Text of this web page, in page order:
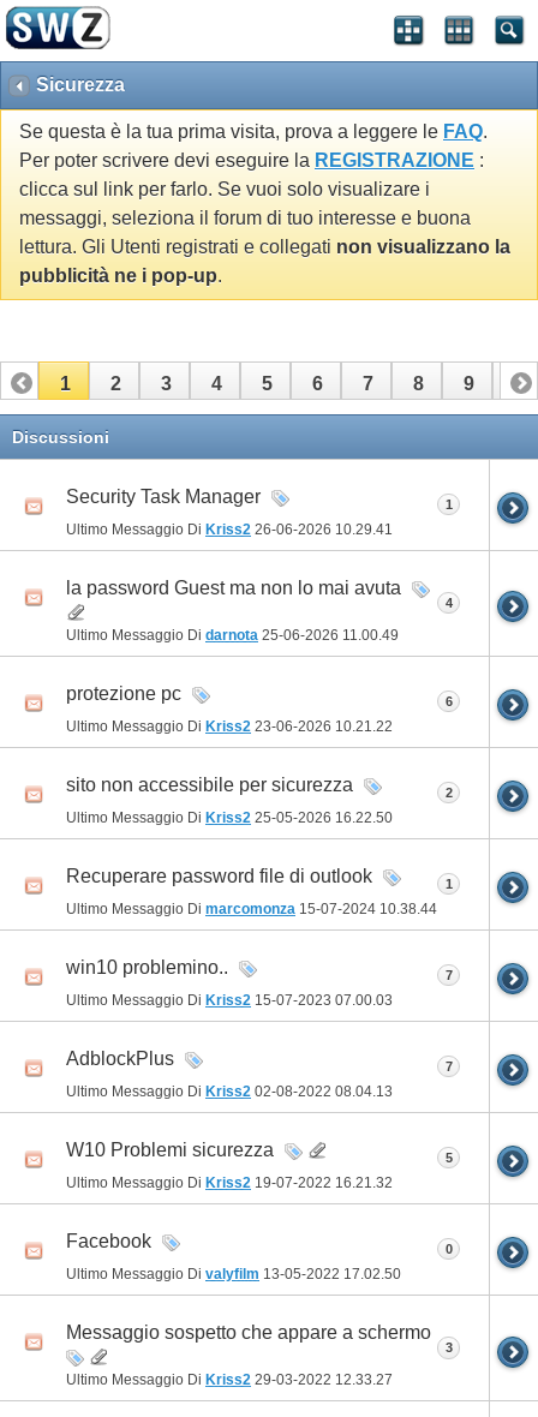
Sicurezza
Se questa è la tua prima visita, prova a leggere le FAQ.
Per poter scrivere devi eseguire la REGISTRAZIONE :
clicca sul link per farlo. Se vuoi solo visualizare i
messaggi, seleziona il forum di tuo interesse e buona
lettura. Gli Utenti registrati e collegati non visualizzano la
pubblicità ne i pop-up.
1 2 3 4 5 6 7 8 9 10
11 12
Discussioni
Security Task Manager
Ultimo Messaggio Di Kriss2 26-06-2026 10.29.41
1
la password Guest ma non lo mai avuta
Ultimo Messaggio Di darnota 25-06-2026 11.00.49
4
protezione pc
Ultimo Messaggio Di Kriss2 23-06-2026 10.21.22
6
sito non accessibile per sicurezza
Ultimo Messaggio Di Kriss2 25-05-2026 16.22.50
2
Recuperare password file di outlook
Ultimo Messaggio Di marcomonza 15-07-2024 10.38.44
1
win10 problemino..
Ultimo Messaggio Di Kriss2 15-07-2023 07.00.03
7
AdblockPlus
Ultimo Messaggio Di Kriss2 02-08-2022 08.04.13
7
W10 Problemi sicurezza
Ultimo Messaggio Di Kriss2 19-07-2022 16.21.32
5
Facebook
Ultimo Messaggio Di valyfilm 13-05-2022 17.02.50
0
Messaggio sospetto che appare a schermo
Ultimo Messaggio Di Kriss2 29-03-2022 12.33.27
3